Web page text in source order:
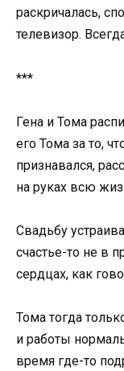
раскричалась,
телевизор.
***
Гена и Тома
его Тома за то,
признавался,
на руках всю
Свадьбу
счастье-то не в
сердцах, как
Тома тогда
и работы
время где-то